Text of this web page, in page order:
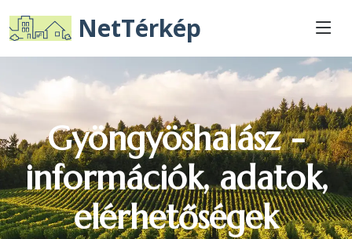
NetTérkép
Gyöngyöshalász -
információk, adatok,
elérhetőségek